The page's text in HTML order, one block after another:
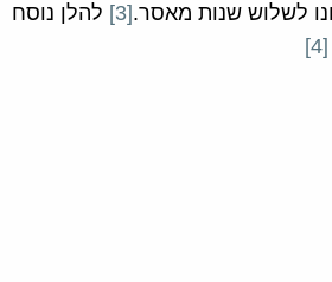
לשלוש שנות מאסר.[3]
להלן נוסח
[4]